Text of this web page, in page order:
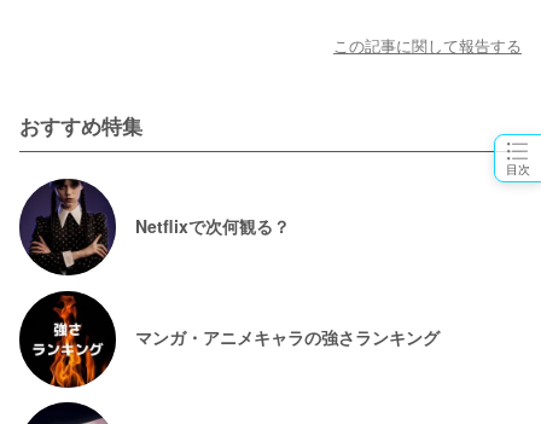
目次
この記事に関して報告する
おすすめ特集
Netflixで次何観る？
マンガ・アニメキャラの強さランキング